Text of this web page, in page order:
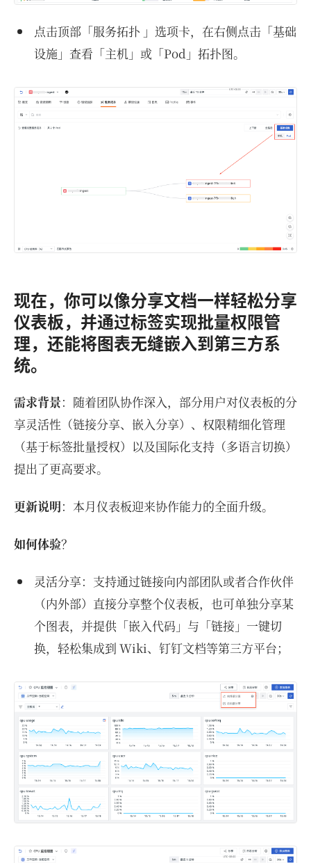
点击顶部「服务拓扑 」选项卡，在右侧点击「基础
设施」查看「主机」或「Pod」拓扑图。
现在，你可以像分享文档一样轻松分享
仪表板，并通过标签实现批量权限管
理，还能将图表无缝嵌入到第三方系
统。
需求背景：随着团队协作深入，部分用户对仪表板的分
享灵活性（链接分享、嵌入分享）、权限精细化管理
（基于标签批量授权）以及国际化支持（多语言切换）
提出了更高要求。
更新说明：本月仪表板迎来协作能力的全面升级。
如何体验？
灵活分享：支持通过链接向内部团队或者合作伙伴
（内外部）直接分享整个仪表板，也可单独分享某
个图表，并提供「嵌入代码」与「链接」一键切
换，轻松集成到 Wiki、钉钉文档等第三方平台；